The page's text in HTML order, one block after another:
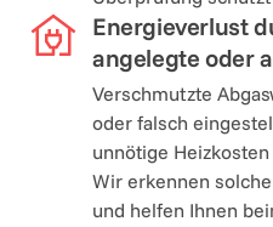
Energieverlust
angelegte oder
Verschmutzte
oder falsch
unnötige
Wir erkennen
und helfen Ihnen